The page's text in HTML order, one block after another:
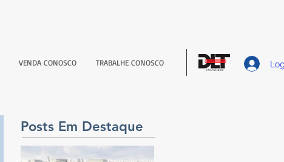
VENDA CONOSCO TRABALHE CONOSCO
Posts Em Destaque